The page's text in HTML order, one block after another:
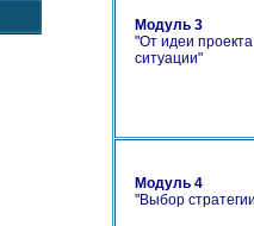
Модуль 3
"От идеи
ситуации"
Модуль 4
"Выбор